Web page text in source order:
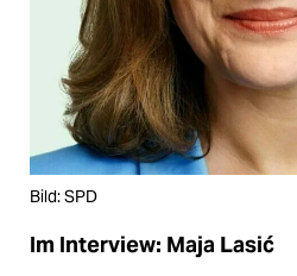
Bild: SPD
Im Interview: Maja Lasić ​